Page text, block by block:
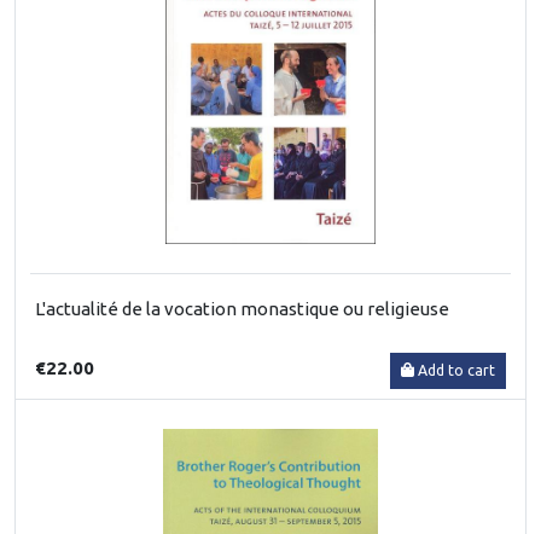
L'actualité de la vocation monastique ou religieuse
€22.00 Add to cart